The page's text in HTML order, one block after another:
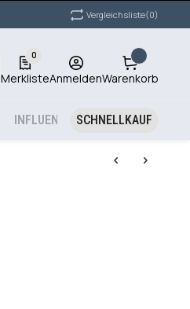
Vergleichsliste(0)
0
MerklisteAnmeldenWarenkorb
INFLUENCER STRAINS
SCHNELLKAUF